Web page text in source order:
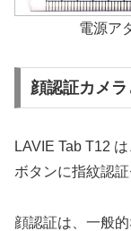
電源ア
顔認証カメ
LAVIE Tab T12
ボタンに指紋認
顔認証は、一般